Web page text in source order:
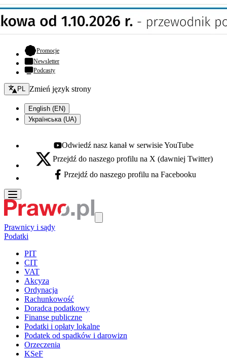
Promocje- otwiera się w nowej karcie
Newsletter
Podcasty
Zmień język - bieżący:
PL Zmień język strony
English (EN)
Українська (UA)
Youtube - otwiera się w nowej karcie
Odwiedź nasz kanał w serwisie YouTube
X - otwiera się w nowej karcie
Przejdź do naszego profilu na X (dawniej Twitter)
Facebook - otwiera się w nowej karcie
Przejdź do naszego profilu na Facebooku
Prawnicy i sądy
Podatki
PIT
CIT
VAT
Akcyza
Ordynacja
Rachunkowość
Doradca podatkowy
Finanse publiczne
Podatki i opłaty lokalne
Podatek od spadków i darowizn
Orzeczenia
KSeF